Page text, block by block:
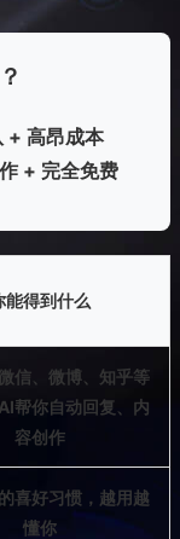
+ 高昂成本
+ 完全免费
能得到什么
信、微博、知乎等
帮你自动回复、内
容创作
喜好习惯，越用越
懂你